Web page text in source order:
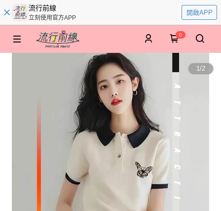
流行前線
立刻使用官方APP
開啟APP
0
1/2